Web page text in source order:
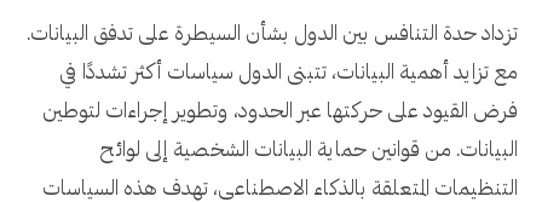
تزداد حدة التنافس بين الدول بشأن السيطرة على تدفق البيانات.
مع تزايد أهمية البيانات، تتبنى الدول سياسات أكثر تشددًا في
فرض القيود على حركتها عبر الحدود، وتطوير إجراءات لتوطين
البيانات. من قوانين حماية البيانات الشخصية إلى لوائح
التنظيمات المتعلقة بالذكاء الاصطناعي، تهدف هذه السياسات